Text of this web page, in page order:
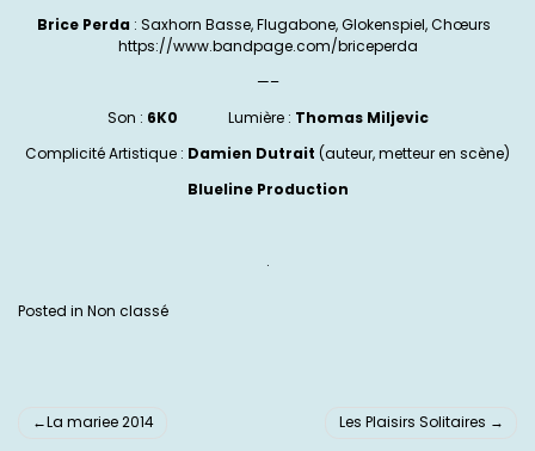
Brice Perda : Saxhorn Basse, Flugabone, Glokenspiel, Chœurs
https://www.bandpage.com/briceperda
—–
Son : 6K0 Lumière : Thomas Miljevic
Complicité Artistique : Damien Dutrait (auteur, metteur en scène)
Blueline Production
.
Posted in Non classé
La mariee 2014 Les Plaisirs Solitaires